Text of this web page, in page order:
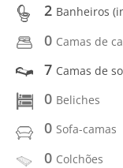
2 Banheiros
0 Camas de
7 Camas de
0 Beliches
0 Sofa-camas
0 Colchões